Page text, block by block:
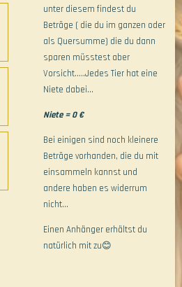
unter diesem findest du
Beträge ( die du im ganzen oder
als Quersumme) die du dann
sparen müsstest aber
Vorsicht.....Jedes Tier hat eine
Niete dabei...
Niete = 0 €
Bei einigen sind noch kleinere
Beträge vorhanden, die du mit
einsammeln kannst und
andere haben es widerrum
nicht...
Einen Anhänger erhältst du
natürlich mit zu😊